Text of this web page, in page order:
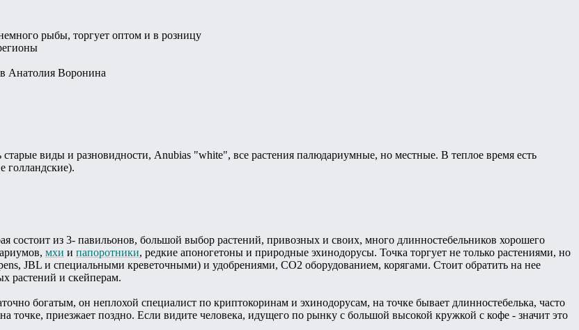
рыбы, торгует оптом и в розницу
Анатолия Воронина
старые виды и разновидности, Anubias "white", все растения палюдариумные, но местные. В теплое время есть
голландские).
состоит из 3- павильонов, большой выбор растений, привозных и своих, много длинностебельников хорошего
мхи и папоротники, редкие апоногетоны и природные эхинодорусы. Точка торгует не только растениями, но
JBL и специальными креветочными) и удобрениями, СО2 оборудованием, корягами. Стоит обратить на нее
растений и скейперам.
богатым, он неплохой специалист по криптокоринам и эхинодорусам, на точке бывает длинностебелька, часто
точке, приезжает поздно. Если видите человека, идущего по рынку с большой высокой кружкой с кофе - значит это